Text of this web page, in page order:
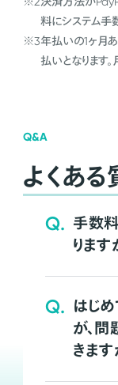
料にシステム手
※3年払いの1ヶ月
払いとなります
Q&A
よくある
Q. 手数
ります
Q. はじ
が、
きます